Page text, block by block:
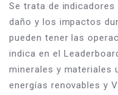
Se trata de
daño y los impactos
pueden tener las
indica en el
minerales y materiales
energías renovables y